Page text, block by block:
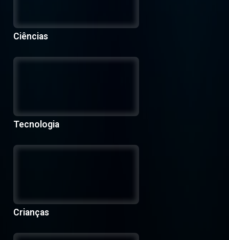
Ciências
Tecnologia
Crianças